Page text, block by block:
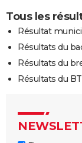
Tous les
Résultat
Résultats du
Résultats du
Résultats du